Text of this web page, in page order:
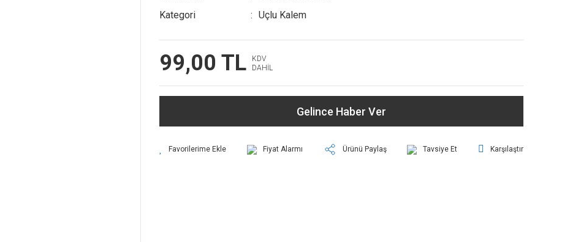
Kategori
Uçlu Kalem
99,00 TL
KDV
DAHİL
Gelince Haber Ver
Fiyat Alarmı Ürünü Paylaş Tavsiye Et Karşılaştır